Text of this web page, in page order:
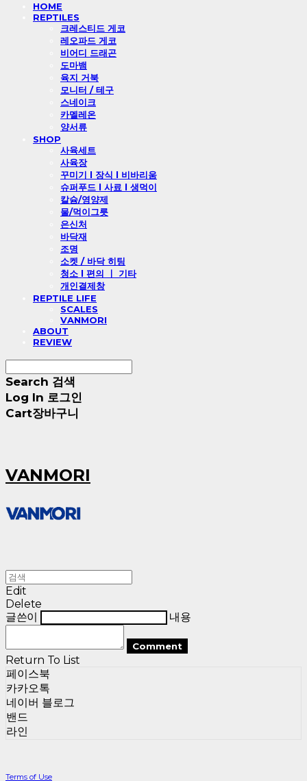
HOME
REPTILES
크레스티드 게코
레오파드 게코
비어디 드래곤
도마뱀
육지 거북
모니터 / 테구
스네이크
카멜레온
양서류
SHOP
사육세트
사육장
꾸미기 l 장식 l 비바리움
슈퍼푸드 l 사료 l 생먹이
칼슘/영양제
물/먹이그릇
은신처
바닥재
조명
소켓 / 바닥 히팅
청소 l 편의 ㅣ 기타
개인결제창
REPTILE LIFE
SCALES
VANMORI
ABOUT
REVIEW
Search 검색
Log In 로그인
Cart장바구니
VANMORI
Edit
Delete
글쓴이
내용
Comment
Return To List
페이스북
카카오톡
네이버 블로그
밴드
라인
Terms of Use